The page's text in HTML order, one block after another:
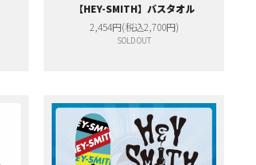
【HEY-SMITH】バスタオル
2,454円(税込2,700円)
SOLD OUT